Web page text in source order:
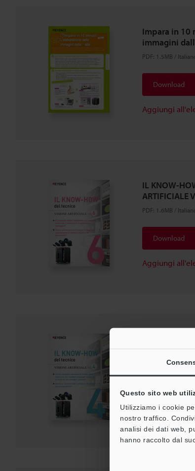
Questo sito web
Utilizziamo i cookie
nostro traffico.
analisi dei dati web,
hanno raccolto dal
Impara in 10
immagini
PDF: 1.5MB /
Download
Aggiungi
IL KNOW-
ARTIFICIALE
PDF: 1.6MB /
Download
Aggiungi
1.4MB/
Download
Aggiungi